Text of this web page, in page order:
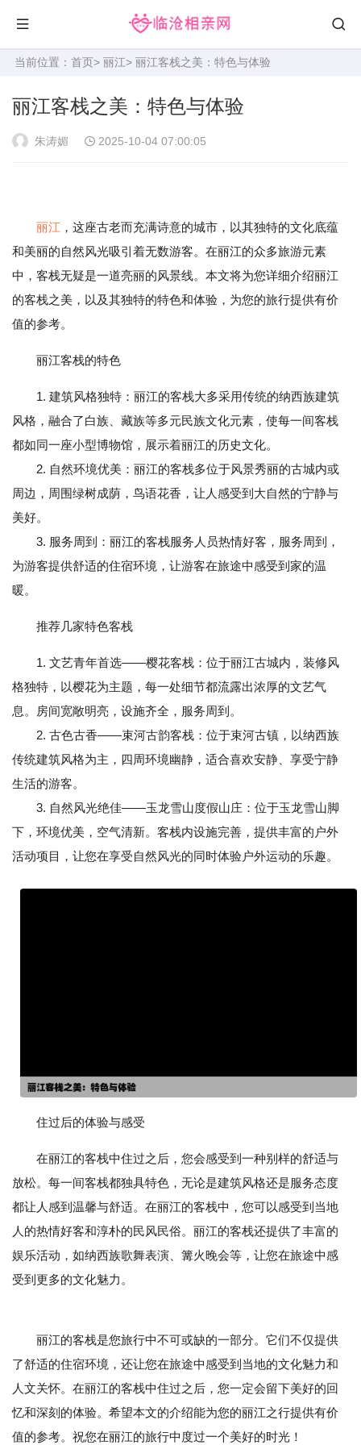
当前位置： 首页> 丽江> 丽江客栈之美：特色与体验
丽江客栈之美：特色与体验
朱涛媚 2025-10-04 07:00:05
丽江 ，这座古老而充满诗意的城市，以其独特的文化底蕴
和美丽的自然风光吸引着无数游客。在丽江的众多旅游元素
中，客栈无疑是一道亮丽的风景线。本文将为您详细介绍丽江
的客栈之美，以及其独特的特色和体验，为您的旅行提供有价
值的参考。
丽江客栈的特色
1. 建筑风格独特：丽江的客栈大多采用传统的纳西族建筑
风格，融合了白族、藏族等多元民族文化元素，使每一间客栈
都如同一座小型博物馆，展示着丽江的历史文化。
2. 自然环境优美：丽江的客栈多位于风景秀丽的古城内或
周边，周围绿树成荫，鸟语花香，让人感受到大自然的宁静与
美好。
3. 服务周到：丽江的客栈服务人员热情好客，服务周到，
为游客提供舒适的住宿环境，让游客在旅途中感受到家的温
暖。
推荐几家特色客栈
1. 文艺青年首选——樱花客栈：位于丽江古城内，装修风
格独特，以樱花为主题，每一处细节都流露出浓厚的文艺气
息。房间宽敞明亮，设施齐全，服务周到。
2. 古色古香——束河古韵客栈：位于束河古镇，以纳西族
传统建筑风格为主，四周环境幽静，适合喜欢安静、享受宁静
生活的游客。
3. 自然风光绝佳——玉龙雪山度假山庄：位于玉龙雪山脚
下，环境优美，空气清新。客栈内设施完善，提供丰富的户外
活动项目，让您在享受自然风光的同时体验户外运动的乐趣。
住过后的体验与感受
在丽江的客栈中住过之后，您会感受到一种别样的舒适与
放松。每一间客栈都独具特色，无论是建筑风格还是服务态度
都让人感到温馨与舒适。在丽江的客栈中，您可以感受到当地
人的热情好客和淳朴的民风民俗。丽江的客栈还提供了丰富的
娱乐活动，如纳西族歌舞表演、篝火晚会等，让您在旅途中感
受到更多的文化魅力。
丽江的客栈是您旅行中不可或缺的一部分。它们不仅提供
了舒适的住宿环境，还让您在旅途中感受到当地的文化魅力和
人文关怀。在丽江的客栈中住过之后，您一定会留下美好的回
忆和深刻的体验。希望本文的介绍能为您的丽江之行提供有价
值的参考。祝您在丽江的旅行中度过一个美好的时光！